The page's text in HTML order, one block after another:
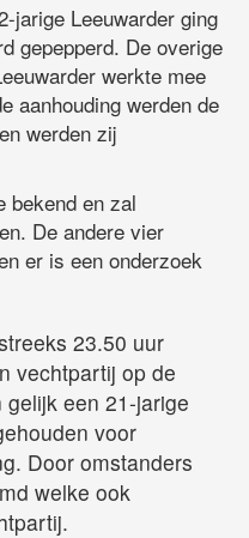
jarige Leeuwarder ging
gepepperd. De overige
werkte mee
aanhouding werden de
werden zij
bekend en zal
De andere vier
er is een onderzoek
23.50 uur
vechtpartij op de
een 21-jarige
voor
Door omstanders
welke ook